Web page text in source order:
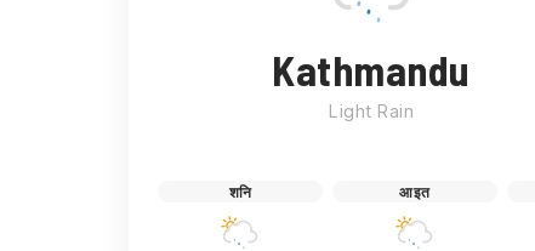
Kathmandu
Light Rain
शनि आइत